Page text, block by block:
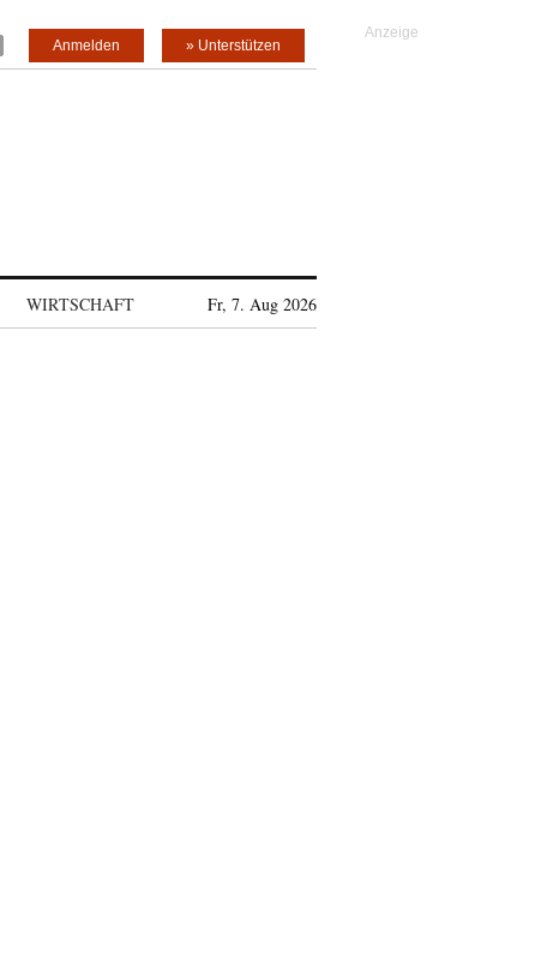
» Unterstützen
Anmelden
WIRTSCHAFT Fr, 7. Aug 2026